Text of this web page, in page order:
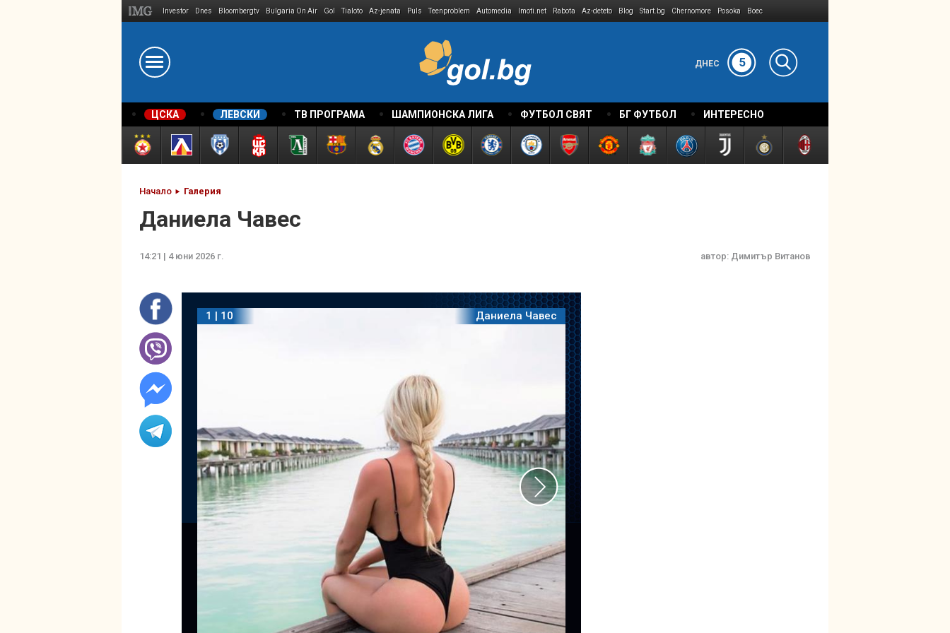
Investor Dnes Bloombergtv Bulgaria On Air Gol Tialoto Az-jenata Puls Teenproblem Automedia Imoti.net Rabota Az-deteto Blog Start.bg Chernomore Posoka Boec
ДНЕС 5
ЦСКА ЛЕВСКИ ТВ ПРОГРАМА ШАМПИОНСКА ЛИГА ФУТБОЛ СВЯТ БГ ФУТБОЛ ИНТЕРЕСНО
Начало Галерия
Даниела Чавес
14:21 | 4 юни 2026 г. автор: Димитър Витанов
1 | 10 Даниела Чавес